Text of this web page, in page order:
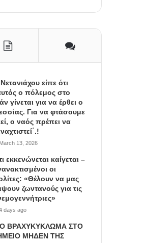
είπε ότι
ο πόλεμος στο
γίνεται για να έρθει ο
Για να φτάσουμε
ο ναός πρέπει να
March 13, 2026
εκκενώνεται καίγεται –
οι
«Θέλουν να μας
ζωντανούς για τις
days ago
ΒΡΑΧΥΚΥΚΛΩΜΑ ΣΤΟ
ΜΗΔΕΝ ΤΗΣ